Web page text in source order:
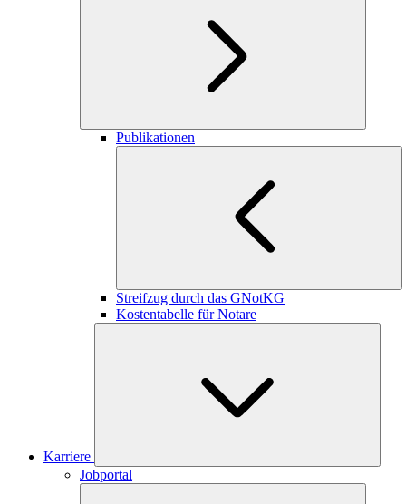
Publikationen
Streifzug durch das GNotKG
Kostentabelle für Notare
Karriere
Jobportal